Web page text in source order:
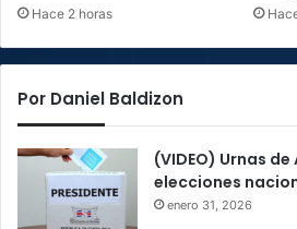
Hace 2 horas
Por Daniel Baldizon
(VIDEO) Urnas
elecciones
enero 31, 2026